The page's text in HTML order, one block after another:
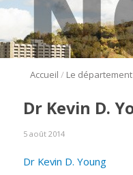
Accueil / Le département
Dr Kevin D.
5 août 2014
Dr Kevin D. Young